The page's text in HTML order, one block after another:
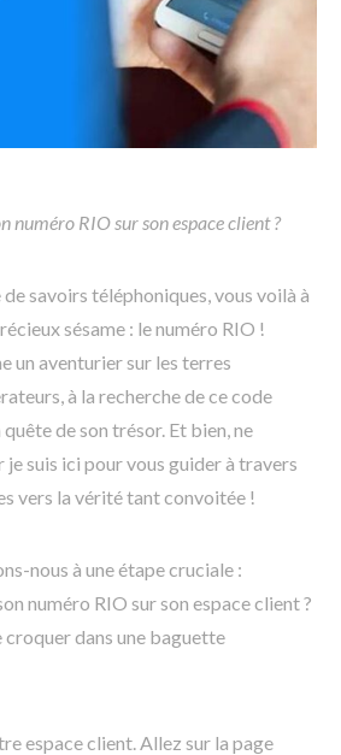
numéro RIO sur son espace client ?
savoirs téléphoniques, vous voilà à
sésame : le numéro RIO !
un aventurier sur les terres
à la recherche de ce code
de son trésor. Et bien, ne
je suis ici pour vous guider à travers
vers la vérité tant convoitée !
nous à une étape cruciale :
numéro RIO sur son espace client ?
croquer dans une baguette
espace client. Allez sur la page